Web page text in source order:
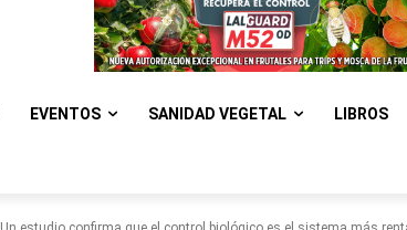
EVENTOS SANIDAD VEGETAL LIBROS